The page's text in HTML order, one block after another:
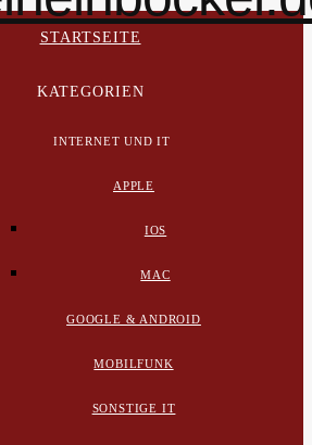
STARTSEITE
KATEGORIEN
INTERNET UND IT
APPLE
IOS
MAC
GOOGLE & ANDROID
MOBILFUNK
SONSTIGE IT